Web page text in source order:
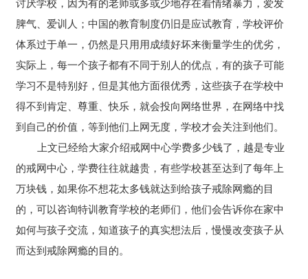
讨厌学校，因为有的老师或多或少地存在着情绪暴力，爱发
脾气、爱训人；中国的教育制度仍旧是应试教育，学校评价
体系过于单一，仍然是只用用成绩好坏来衡量学生的优劣，
实际上，每一个孩子都有不同于别人的优点，有的孩子可能
学习不是特别好，但是其他方面很优秀，这些孩子在学校中
得不到肯定、尊重、快乐，就会投向网络世界，在网络中找
到自己的价值，等到他们上网无度，学校才会关注到他们。
上文已经给大家介绍戒网中心学费多少钱了，越是专业
的戒网中心，学费往往就越贵，有些学校甚至达到了每年上
万块钱，如果你不想花太多钱就达到给孩子戒除网瘾的目
的，可以咨询特训教育学校的老师们，他们会告诉你在家中
如何与孩子交流，知道孩子的真实想法后，慢慢改变孩子从
而达到戒除网瘾的目的。